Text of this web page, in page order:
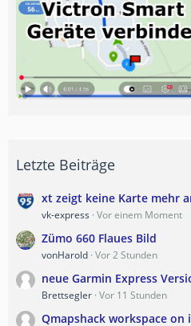
Letzte Beiträge
xt zeigt keine Karte mehr
vk-express Vor einem Moment
Zümo 660 Flaues Bild
vonHarold Vor 2 Stunden
neue Garmin Express
Brettsegler Vor 11 Stunden
Qmapshack workspace on